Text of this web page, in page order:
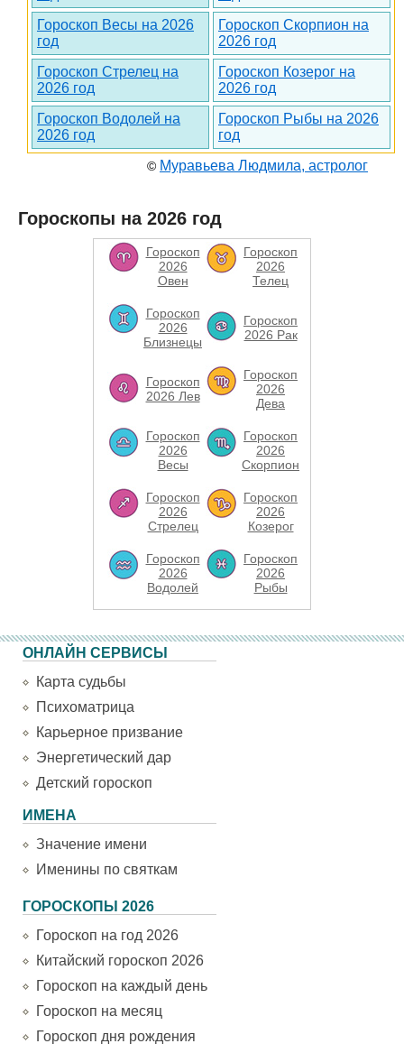
Гороскоп Весы на 2026
год
Гороскоп Скорпион на
2026 год
Гороскоп Стрелец на
2026 год
Гороскоп Козерог на
2026 год
Гороскоп Водолей на
2026 год
Гороскоп Рыбы на 2026
год
© Муравьева Людмила, астролог
Гороскопы на 2026 год
Гороскоп
2026
Овен
Гороскоп
2026
Телец
Гороскоп
2026
Близнецы
Гороскоп
2026 Рак
Гороскоп
2026 Лев
Гороскоп
2026
Дева
Гороскоп
2026
Весы
Гороскоп
2026
Скорпион
Гороскоп
2026
Стрелец
Гороскоп
2026
Козерог
Гороскоп
2026
Водолей
Гороскоп
2026
Рыбы
ОНЛАЙН СЕРВИСЫ
Карта судьбы
Психоматрица
Карьерное призвание
Энергетический дар
Детский гороскоп
ИМЕНА
Значение имени
Именины по святкам
ГОРОСКОПЫ 2026
Гороскоп на год 2026
Китайский гороскоп 2026
Гороскоп на каждый день
Гороскоп на месяц
Гороскоп дня рождения